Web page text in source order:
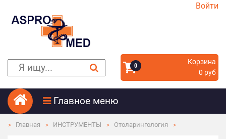
Войти
0
Корзина
0 руб
Главное меню
Главная ИНСТРУМЕНТЫ Отоларингология